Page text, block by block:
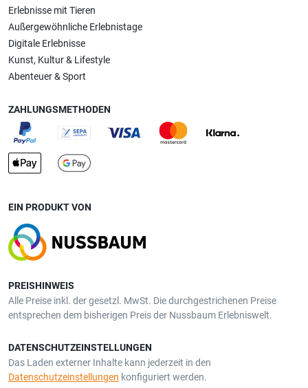
Erlebnisse mit Tieren
Außergewöhnliche Erlebnistage
Digitale Erlebnisse
Kunst, Kultur & Lifestyle
Abenteuer & Sport
ZAHLUNGSMETHODEN
EIN PRODUKT VON
PREISHINWEIS
Alle Preise inkl. der gesetzl. MwSt. Die durchgestrichenen Preise
entsprechen dem bisherigen Preis der Nussbaum Erlebniswelt.
DATENSCHUTZEINSTELLUNGEN
Das Laden externer Inhalte kann jederzeit in den
Datenschutzeinstellungen konfiguriert werden.